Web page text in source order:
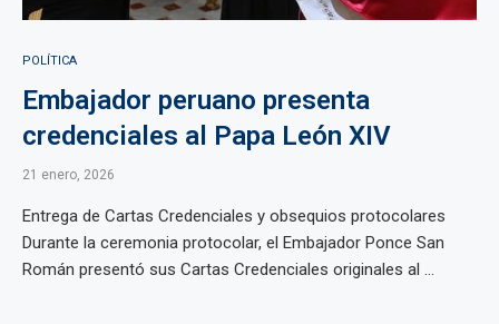
POLÍTICA
Embajador peruano presenta
credenciales al Papa León XIV
21 enero, 2026
Entrega de Cartas Credenciales y obsequios protocolares
Durante la ceremonia protocolar, el Embajador Ponce San
Román presentó sus Cartas Credenciales originales al ...